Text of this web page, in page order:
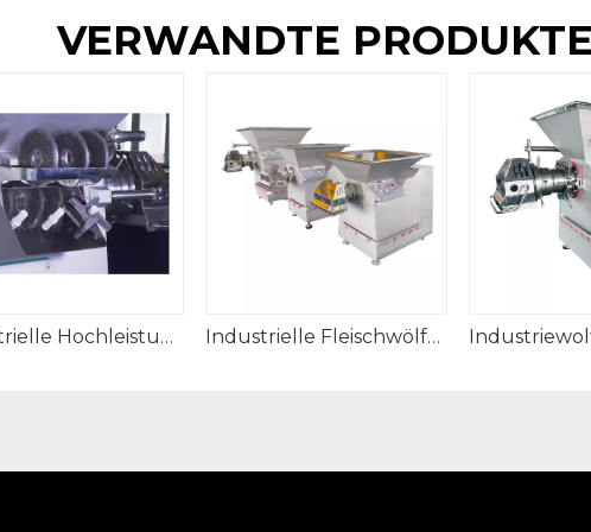
VERWANDTE PRODUKTE
Industrielle Hochleistungs-Fleischwolfmühlen Industrielle Fleischwölfe für gefrorenes Fleisch